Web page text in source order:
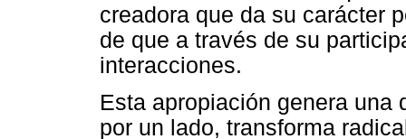
creadora que da su carácter
de que a través de su
interacciones.
Esta apropiación genera
por un lado, transforma